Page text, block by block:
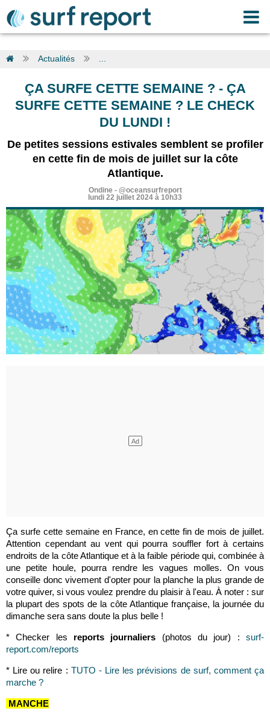
Actualités
ÇA SURFE CETTE SEMAINE ?- ÇA
SURFE CETTE SEMAINE ? LE CHECK
DU LUNDI !
De petites sessions estivales semblent se profiler
en cette fin de mois de juillet sur la côte
Atlantique.
Ondine- @oceansurfreport
lundi 22 juillet 2024 à 10h33
Ça surfe cette semaine en France, en cette fin de mois de juillet.
Attention cependant au vent qui pourra souffler fort à certains
endroits de la côte Atlantique et à la faible période qui, combinée à
une petite houle, pourra rendre les vagues molles. On vous
conseille donc vivement d'opter pour la planche la plus grande de
votre quiver, si vous voulez prendre du plaisir à l'eau. À noter : sur
la plupart des spots de la côte Atlantique française, la journée du
dimanche sera sans doute la plus belle !
* Checker les reports journaliers (photos du jour) :surf-
report.com/reports
* Lire ou relire : TUTO - Lire les prévisions de surf, comment ça
marche ?
MANCHE